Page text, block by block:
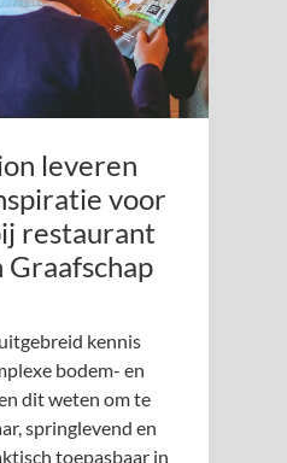
leveren
voor
restaurant
kennis
bodem- en
dit weten om te
springlevend en
toepasbaar in